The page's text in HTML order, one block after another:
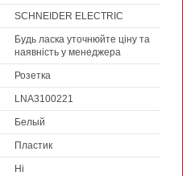
SCHNEIDER ELECTRIC
Будь ласка уточнюйте ціну та
наявність у менеджера
Розетка
LNA3100221
Белый
Пластик
Ні